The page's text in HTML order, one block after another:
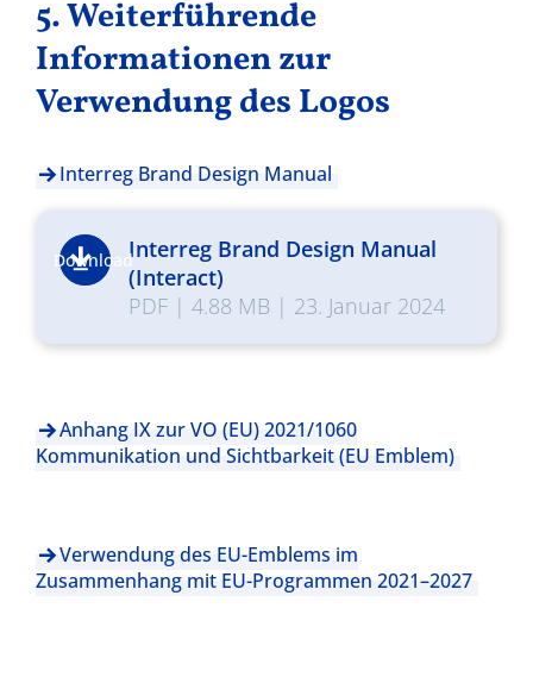
5. Weiterführende
Informationen zur
Verwendung des Logos
Interreg Brand Design Manual
DownloadInterreg Brand Design Manual
(Interact)
PDF| 4.88 MB | 23. Januar 2024
Anhang IX zur VO (EU) 2021/1060
Kommunikation und Sichtbarkeit (EU Emblem)
Verwendung des EU-Emblems im
Zusammenhang mit EU-Programmen 2021–2027